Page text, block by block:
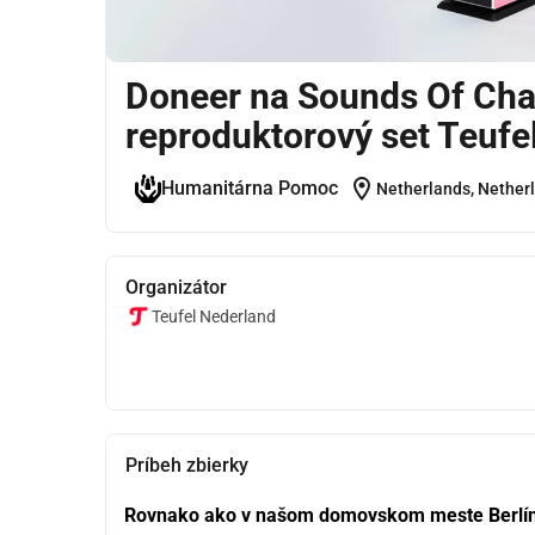
Doneer na Sounds Of
reproduktorový set
Humanitárna Pomoc location_on Netherlands,
Organizátor
Teufel Nederland
Príbeh zbierky
Rovnako ako v našom domovskom meste